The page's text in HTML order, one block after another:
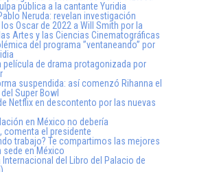
pública a la cantante Yuridia
Neruda: revelan investigación
los Oscar de 2022 a Will Smith por la
Artes y las Ciencias Cinematográficas
del programa ”ventaneando” por
película de drama protagonizada por
suspendida: así comenzó Rihanna el
Super Bowl
Netflix en descontento por las nuevas
en México no debería
comenta el presidente
trabajo? Te compartimos las mejores
en México
Internacional del Libro del Palacio de